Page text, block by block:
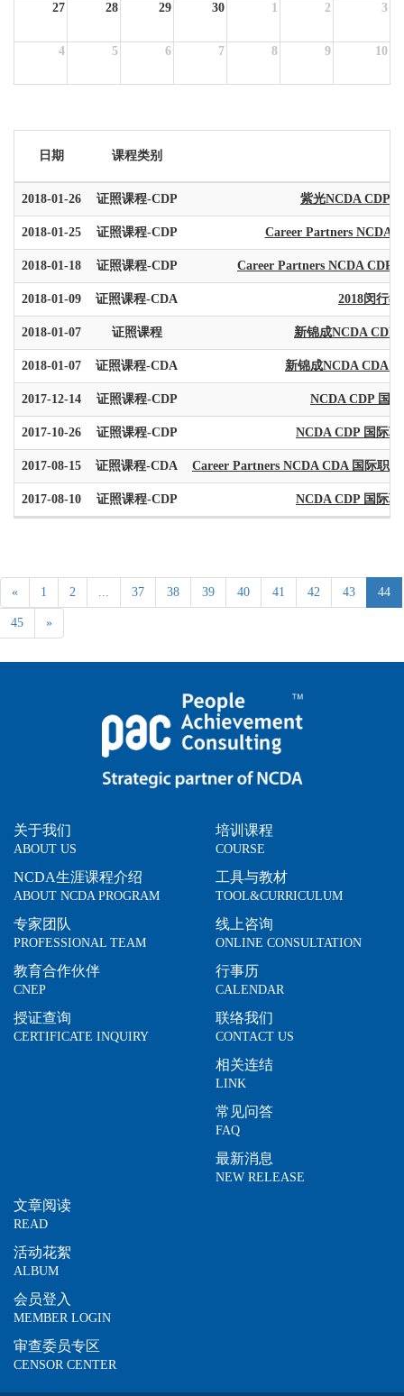
27 28 29 30 1 2 3
4 5 6 7 8 9 10
日期 课程类别
2018-01-26 证照课程-CDP 紫光NCDA CDP
2018-01-25 证照课程-CDP Career Partners NCDA
2018-01-18 证照课程-CDP Career Partners NCDA CDP
2018-01-09 证照课程-CDA 2018闵行
2018-01-07 证照课程 新锦成NCDA CDP
2018-01-07 证照课程-CDA 新锦成NCDA CDA
2017-12-14 证照课程-CDP NCDA CDP 国
2017-10-26 证照课程-CDP NCDA CDP 国际
2017-08-15 证照课程-CDA Career Partners NCDA CDA 国际职
2017-08-10 证照课程-CDP NCDA CDP 国际
« 1 2 ... 37 38 39 40 41 42 43 44
45 »
关于我们
ABOUT US
NCDA生涯课程介绍
ABOUT NCDA PROGRAM
专家团队
PROFESSIONAL TEAM
教育合作伙伴
CNEP
授证查询
CERTIFICATE INQUIRY
培训课程
COURSE
工具与教材
TOOL&CURRICULUM
线上咨询
ONLINE CONSULTATION
行事历
CALENDAR
联络我们
CONTACT US
相关连结
LINK
常见问答
FAQ
最新消息
NEW RELEASE
文章阅读
READ
活动花絮
ALBUM
会员登入
MEMBER LOGIN
审查委员专区
CENSOR CENTER